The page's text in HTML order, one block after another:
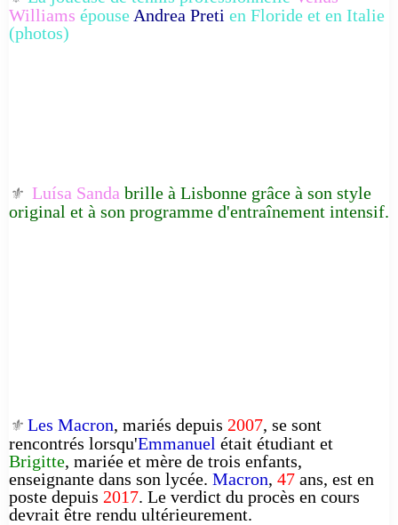
Williams épouse Andrea Preti en Floride et en Italie
(photos)
⚜️ Luísa Sanda brille à Lisbonne grâce à son style
original et à son programme d'entraînement intensif.
⚜️ Les Macron, mariés depuis 2007, se sont
rencontrés lorsqu'Emmanuel était étudiant et
Brigitte, mariée et mère de trois enfants,
enseignante dans son lycée. Macron, 47 ans, est en
poste depuis 2017. Le verdict du procès en cours
devrait être rendu ultérieurement.